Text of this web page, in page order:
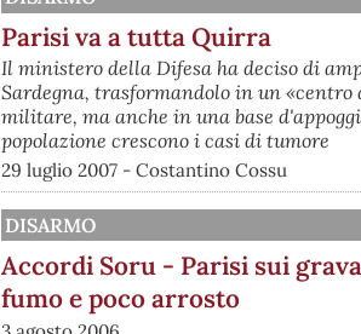
Parisi va a tutta Quirra
Il ministero della Difesa ha deciso di
Sardegna, trasformandolo in un
militare, ma anche in una base
popolazione crescono i casi di tumore
29 luglio 2007 - Costantino Cossu
DISARMO
Accordi Soru - Parisi sui
fumo e poco arrosto